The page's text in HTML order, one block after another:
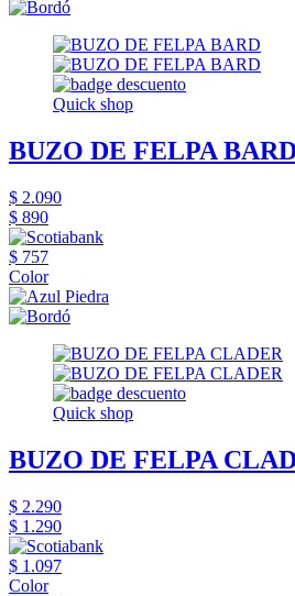
Quick shop
BUZO DE FELPA
$ 2.090
$ 890
$ 757
Color
Quick shop
BUZO DE FELPA
$ 2.290
$ 1.290
$ 1.097
Color